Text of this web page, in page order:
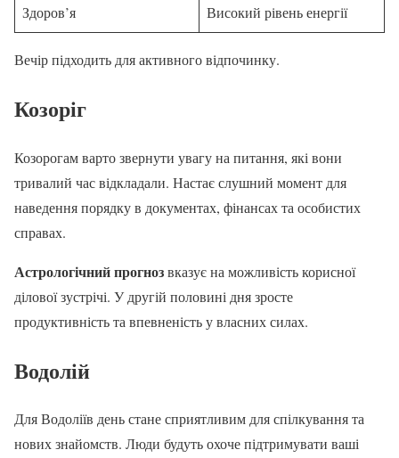
Здоров’я Високий рівень енергії
Вечір підходить для активного відпочинку.
Козоріг
Козорогам варто звернути увагу на питання, які вони
тривалий час відкладали. Настає слушний момент для
наведення порядку в документах, фінансах та особистих
справах.
Астрологічний прогнозвказує на можливість корисної
ділової зустрічі. У другій половині дня зросте
продуктивність та впевненість у власних силах.
Водолій
Для Водоліїв день стане сприятливим для спілкування та
нових знайомств. Люди будуть охоче підтримувати ваші